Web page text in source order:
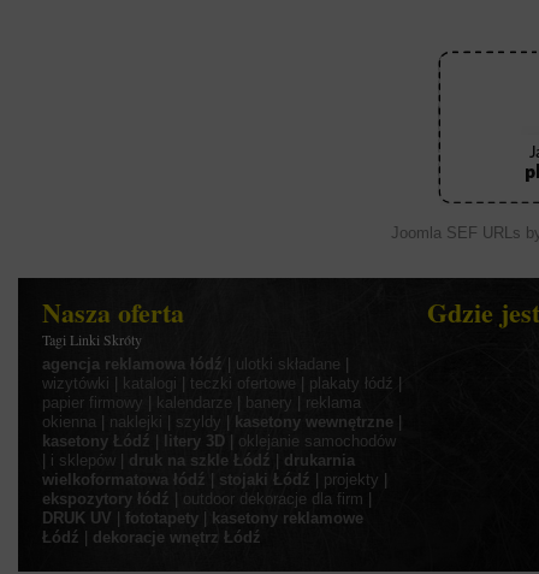
Joomla SEF URLs
Nasza oferta
Tagi Linki Skróty
agencja reklamowa łódź ulotki składane
wizytówki
katalogi teczki ofertowe plakaty łódź
papier firmowy
kalendarze banery
reklama
okienna
naklejki szyldy kasetony wewnętrzne
kasetony Łódź
litery 3D
oklejanie samochodów
i sklepów druk na szkle Łódź
drukarnia
wielkoformatowa łódź
stojaki Łódź projekty
ekspozytory łódź
outdoor dekoracje dla firm
DRUK UV
fototapety
kasetony reklamowe
Łódź
dekoracje wnętrz Łódź
Gdzie